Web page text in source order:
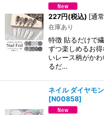
227円(税込) [通
在庫あり
特徴 貼るだけで
ずつ楽しめるお
いレース柄がか
るだ…
ネイル ダイヤモ
[N00858]